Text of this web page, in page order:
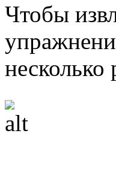
Чтобы
несколько